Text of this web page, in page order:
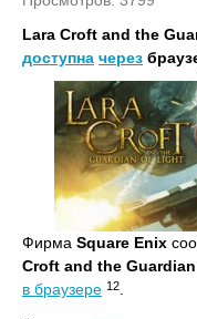
Lara Croft and the
доступна через
Фирма Square Enix
Croft and the
в браузере 12